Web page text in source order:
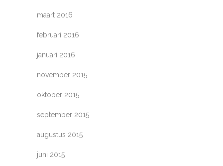
maart 2016
februari 2016
januari 2016
november 2015
oktober 2015
september 2015
augustus 2015
juni 2015